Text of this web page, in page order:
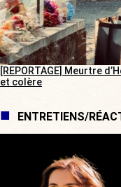
[REPORTAGE] Meurtre
et colère
ENTRETIENS/